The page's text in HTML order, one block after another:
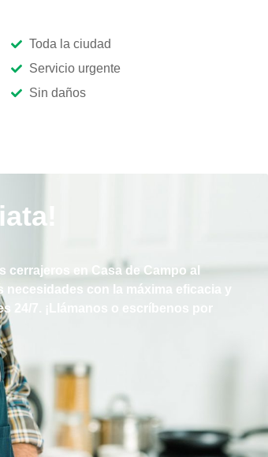
Toda la ciudad
Servicio urgente
Sin daños
en Casa de Campo al
con la máxima eficacia y
24/7. ¡Llámanos o escríbenos por